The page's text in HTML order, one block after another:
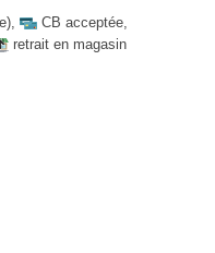
, CB acceptée,
retrait en magasin